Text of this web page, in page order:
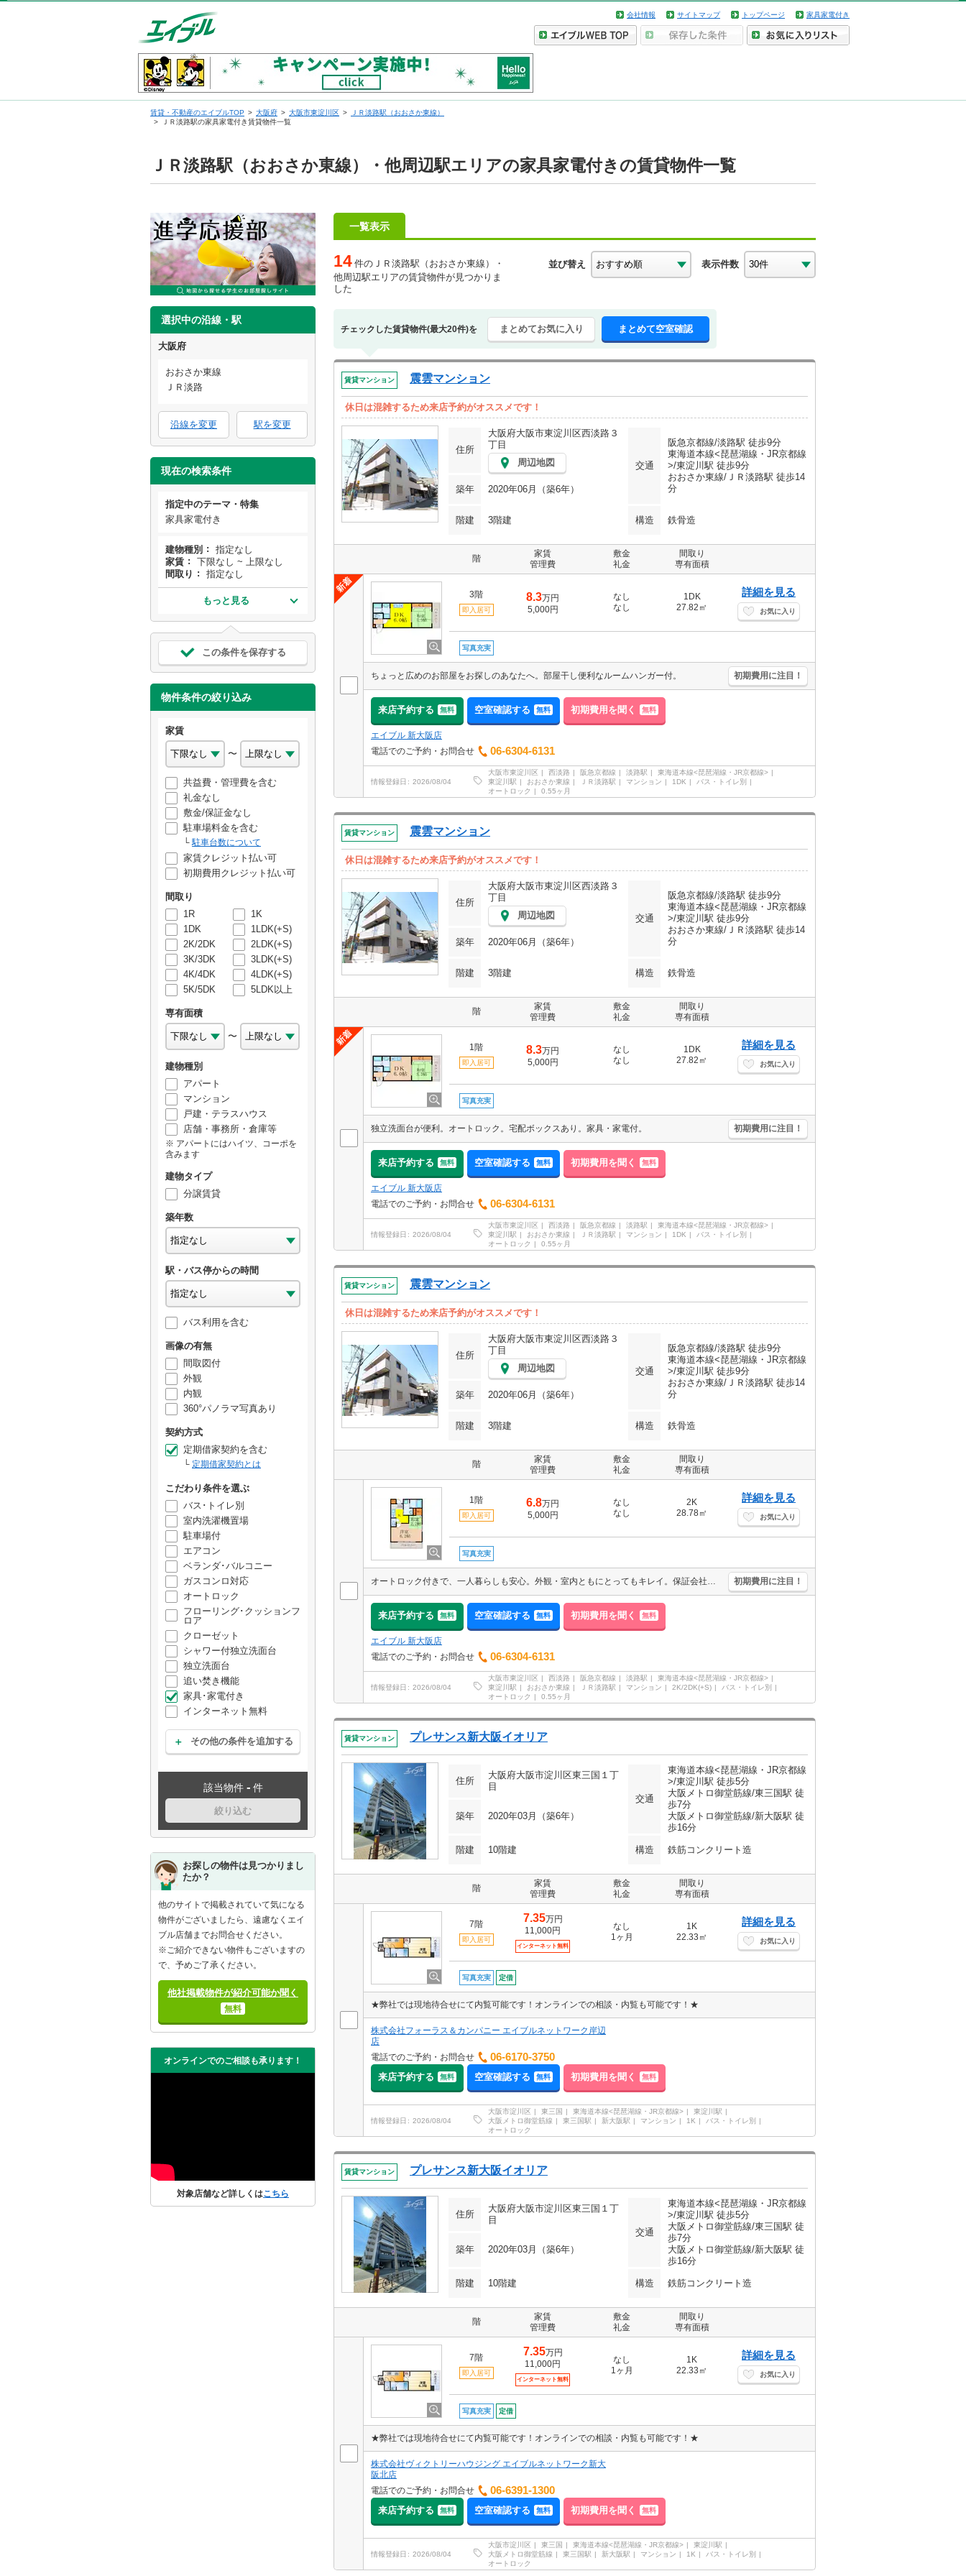
会社情報 サイトマップ トップページ 家具家電付き
賃貸・不動産のエイブルTOP 大阪府 大阪市東淀川区
ＪＲ淡路駅（おおさか東線）
ＪＲ淡路駅の家具家電付き賃貸物件一覧
ＪＲ淡路駅（おおさか東線）・他周辺駅エリアの家具家電付きの賃貸物件一覧
選択中の沿線・駅
大阪府
おおさか東線
ＪＲ淡路
沿線を変更 駅を変更
現在の検索条件
指定中のテーマ・特集
家具家電付き
建物種別
指定なし
家賃
下限なし ~ 上限なし
間取り
指定なし
もっと見る
この条件を保存する
物件条件の絞り込み
家賃
〜
共益費・管理費を含む
礼金なし
敷金/保証金なし
駐車場料金を含む
駐車台数について
家賃クレジット払い可
初期費用クレジット払い可
間取り
1R
1K
1DK
1LDK(+S)
2K/2DK
2LDK(+S)
3K/3DK
3LDK(+S)
4K/4DK
4LDK(+S)
5K/5DK
5LDK以上
専有面積
〜
建物種別
アパート
マンション
戸建・テラスハウス
店舗・事務所・倉庫等
アパートにはハイツ、コーポを
含みます
建物タイプ
分譲賃貸
築年数
駅・バス停からの時間
バス利用を含む
画像の有無
間取図付
外観
内観
360°パノラマ写真あり
契約方式
定期借家契約を含む
定期借家契約とは
こだわり条件を選ぶ
バス･トイレ別
室内洗濯機置場
駐車場付
エアコン
ベランダ･バルコニー
ガスコンロ対応
オートロック
フローリング･クッションフ
ロア
クローゼット
シャワー付独立洗面台
独立洗面台
追い焚き機能
家具･家電付き
インターネット無料
その他の条件を追加する
該当物件 - 件
絞り込む
お探しの物件は見つかりまし
たか？
他のサイトで掲載されていて気になる
物件がございましたら、遠慮なくエイ
ブル店舗までお問合せください。
※ご紹介できない物件もございますの
で、予めご了承ください。
他社掲載物件が紹介可能か聞く
無料
オンラインでのご相談も承ります！
対象店舗など詳しくはこちら
一覧表示
14 件のＪＲ淡路駅（おおさか東線）・
他周辺駅エリアの賃貸物件が見つかりま
した
並び替え 表示件数
チェックした賃貸物件(最大20件)を まとめてお気に入り まとめて空室確認
賃貸マンション 震雲マンション
休日は混雑するため来店予約がオススメです！
住所
大阪府大阪市東淀川区西淡路３
丁目
周辺地図
交通
阪急京都線/淡路駅 徒歩9分
東海道本線<琵琶湖線・JR京都線
>/東淀川駅 徒歩9分
おおさか東線/ＪＲ淡路駅 徒歩14
分
築年 2020年06月（築6年）
階建 3階建 構造 鉄骨造
階
家賃
管理費
敷金
礼金
間取り
専有面積
3階
即入居可
8.3万円
5,000円
なし
なし
1DK
27.82㎡
詳細を見る
お気に入り
写真充実
ちょっと広めのお部屋をお探しのあなたへ。部屋干し便利なルームハンガー付。 初期費用に注目！
来店予約する 無料 空室確認する 無料 初期費用を聞く 無料
エイブル 新大阪店
電話でのご予約・お問合せ
06-6304-6131
情報登録日 2026/08/04
大阪市東淀川区 西淡路 阪急京都線 淡路駅
東海道本線<琵琶湖線・JR京都線>
東淀川駅
おおさか東線 ＪＲ淡路駅 マンション 1DK
バス・トイレ別
オートロック
0.55ヶ月
賃貸マンション 震雲マンション
休日は混雑するため来店予約がオススメです！
住所
大阪府大阪市東淀川区西淡路３
丁目
周辺地図
交通
阪急京都線/淡路駅 徒歩9分
東海道本線<琵琶湖線・JR京都線
>/東淀川駅 徒歩9分
おおさか東線/ＪＲ淡路駅 徒歩14
分
築年 2020年06月（築6年）
階建 3階建 構造 鉄骨造
階
家賃
管理費
敷金
礼金
間取り
専有面積
1階
即入居可
8.3万円
5,000円
なし
なし
1DK
27.82㎡
詳細を見る
お気に入り
写真充実
独立洗面台が便利。オートロック。宅配ボックスあり。家具・家電付。 初期費用に注目！
来店予約する 無料 空室確認する 無料 初期費用を聞く 無料
エイブル 新大阪店
電話でのご予約・お問合せ
06-6304-6131
情報登録日 2026/08/04
大阪市東淀川区 西淡路 阪急京都線 淡路駅
東海道本線<琵琶湖線・JR京都線>
東淀川駅
おおさか東線 ＪＲ淡路駅 マンション 1DK
バス・トイレ別
オートロック
0.55ヶ月
賃貸マンション 震雲マンション
休日は混雑するため来店予約がオススメです！
住所
大阪府大阪市東淀川区西淡路３
丁目
周辺地図
交通
阪急京都線/淡路駅 徒歩9分
東海道本線<琵琶湖線・JR京都線
>/東淀川駅 徒歩9分
おおさか東線/ＪＲ淡路駅 徒歩14
分
築年 2020年06月（築6年）
階建 3階建 構造 鉄骨造
階
家賃
管理費
敷金
礼金
間取り
専有面積
1階
即入居可
6.8万円
5,000円
なし
なし
2K
28.78㎡
詳細を見る
お気に入り
写真充実
オートロック付きで、一人暮らしも安心。外観・室内ともにとってもキレイ。保証会社加入要(初回、月額総支払額の50%、更新保証料10,000円)。 初期費用に注目！
来店予約する 無料 空室確認する 無料 初期費用を聞く 無料
エイブル 新大阪店
電話でのご予約・お問合せ
06-6304-6131
情報登録日 2026/08/04
大阪市東淀川区 西淡路 阪急京都線 淡路駅
東海道本線<琵琶湖線・JR京都線>
東淀川駅
おおさか東線 ＪＲ淡路駅 マンション 2K/2DK(+S)
バス・トイレ別
オートロック
0.55ヶ月
賃貸マンション プレサンス新大阪イオリア
住所
大阪府大阪市淀川区東三国１丁
目
交通
東海道本線<琵琶湖線・JR京都線
>/東淀川駅 徒歩5分
大阪メトロ御堂筋線/東三国駅 徒
歩7分
大阪メトロ御堂筋線/新大阪駅 徒
歩16分
築年 2020年03月（築6年）
階建 10階建 構造 鉄筋コンクリート造
階
家賃
管理費
敷金
礼金
間取り
専有面積
7階
即入居可
7.35万円
11,000円
インターネット無料
なし
1ヶ月
1K
22.33㎡
詳細を見る
お気に入り
写真充実 定借
★弊社では現地待合せにて内覧可能です！オンラインでの相談・内覧も可能です！★
株式会社フォーラス＆カンパニー エイブルネットワーク岸辺
店
電話でのご予約・お問合せ
06-6170-3750
来店予約する 無料 空室確認する 無料 初期費用を聞く 無料
情報登録日 2026/08/04
大阪市淀川区 東三国 東海道本線<琵琶湖線・JR京都線>
東淀川駅
大阪メトロ御堂筋線
東三国駅 新大阪駅 マンション 1K
バス・トイレ別
オートロック
賃貸マンション プレサンス新大阪イオリア
住所
大阪府大阪市淀川区東三国１丁
目
交通
東海道本線<琵琶湖線・JR京都線
>/東淀川駅 徒歩5分
大阪メトロ御堂筋線/東三国駅 徒
歩7分
大阪メトロ御堂筋線/新大阪駅 徒
歩16分
築年 2020年03月（築6年）
階建 10階建 構造 鉄筋コンクリート造
階
家賃
管理費
敷金
礼金
間取り
専有面積
7階
即入居可
7.35万円
11,000円
インターネット無料
なし
1ヶ月
1K
22.33㎡
詳細を見る
お気に入り
写真充実 定借
★弊社では現地待合せにて内覧可能です！オンラインでの相談・内覧も可能です！★
株式会社ヴィクトリーハウジング エイブルネットワーク新大
阪北店
電話でのご予約・お問合せ
06-6391-1300
来店予約する 無料 空室確認する 無料 初期費用を聞く 無料
情報登録日 2026/08/04
大阪市淀川区 東三国 東海道本線<琵琶湖線・JR京都線>
東淀川駅
大阪メトロ御堂筋線
東三国駅 新大阪駅 マンション 1K
バス・トイレ別
オートロック